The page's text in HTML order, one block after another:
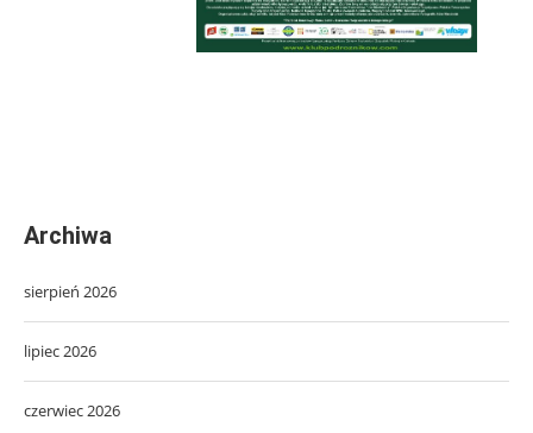
Archiwa
sierpień 2026
lipiec 2026
czerwiec 2026